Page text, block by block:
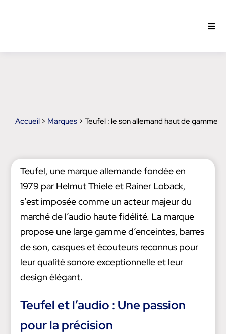
Accueil> Marques> Teufel : le son allemand haut de gamme
Teufel, une marque allemande fondée en
1979 par Helmut Thiele et Rainer Loback,
s’est imposée comme un acteur majeur du
marché de l’audio haute fidélité. La marque
propose une large gamme d’enceintes, barres
de son, casques et écouteurs reconnus pour
leur qualité sonore exceptionnelle et leur
design élégant.
Teufel et l’audio : Une passion
pour la précision